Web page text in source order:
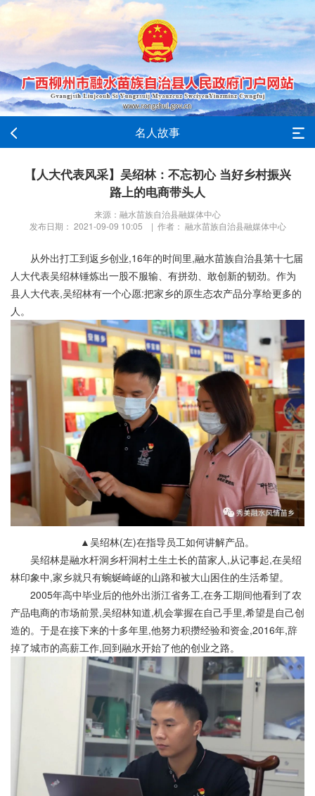
名人故事
【人大代表风采】吴绍林：不忘初心 当好乡村振兴
路上的电商带头人
来源：融水苗族自治县融媒体中心
发布日期： 2021-09-09 10:05 | 作者： 融水苗族自治县融媒体中心
从外出打工到返乡创业,16年的时间里,融水苗族自治县第十七届
人大代表吴绍林锤炼出一股不服输、有拼劲、敢创新的韧劲。作为
县人大代表,吴绍林有一个心愿:把家乡的原生态农产品分享给更多的
人。
▲吴绍林(左)在指导员工如何讲解产品。
吴绍林是融水杆洞乡杆洞村土生土长的苗家人,从记事起,在吴绍
林印象中,家乡就只有蜿蜒崎岖的山路和被大山困住的生活希望。
2005年高中毕业后的他外出浙江省务工,在务工期间他看到了农
产品电商的市场前景,吴绍林知道,机会掌握在自己手里,希望是自己创
造的。于是在接下来的十多年里,他努力积攒经验和资金,2016年,辞
掉了城市的高薪工作,回到融水开始了他的创业之路。